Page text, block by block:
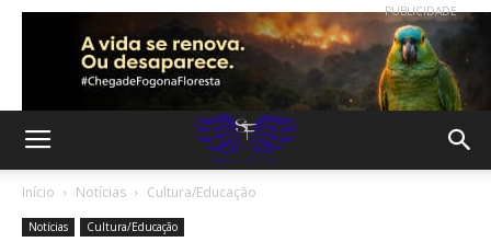
PUBLICIDADE
Início Notícias Cultura/Educação
Notícias Cultura/Educação